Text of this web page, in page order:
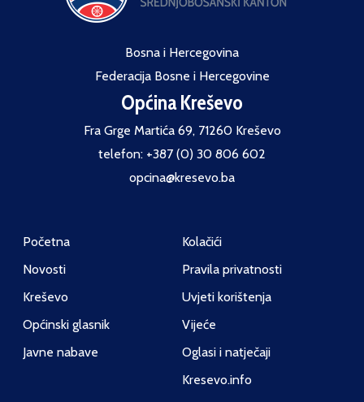
Bosna i Hercegovina
Federacija Bosne i Hercegovine
Općina Kreševo
Fra Grge Martića 69, 71260 Kreševo
telefon: +387 (0) 30 806 602
opcina@kresevo.ba
Početna
Novosti
Kreševo
Općinski glasnik
Javne nabave
Kolačići
Pravila privatnosti
Uvjeti korištenja
Vijeće
Oglasi i natječaji
Kresevo.info